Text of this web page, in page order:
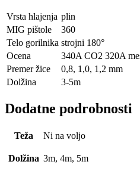
Vrsta hlajenja plin
MIG pištole
360
Telo gorilnika strojni 180°
Ocena
340A CO2 320A
Premer žice
0,8, 1,0, 1,2 mm
Dolžina
3-5m
Dodatne podrobnosti
Teža Ni na voljo
Dolžina 3m, 4m, 5m